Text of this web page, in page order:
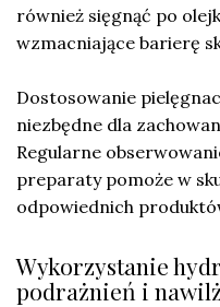
również sięgnąć po
wzmacniające barierę
Dostosowanie
niezbędne dla
Regularne
preparaty pomoże w
odpowiednich
Wykorzystanie
podrażnień i